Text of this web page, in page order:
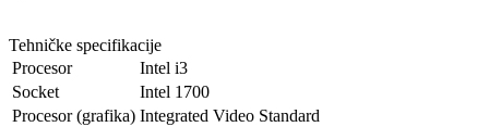
Tehničke specifikacije
Procesor
Intel i3
Socket
Intel 1700
Procesor (grafika) Integrated Video Standard